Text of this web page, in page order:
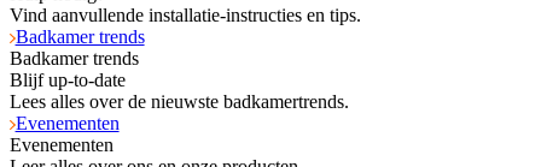
Vind aanvullende installatie-instructies en tips.
Badkamer trends
Badkamer trends
Blijf up-to-date
Lees alles over de nieuwste badkamertrends.
Evenementen
Evenementen